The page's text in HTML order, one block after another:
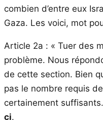
combien d’entre eux
Gaza. Les voici, mot
Article 2a : « Tuer des
problème. Nous
de cette section. Bien
pas le nombre requis
certainement suffisants.
ci.